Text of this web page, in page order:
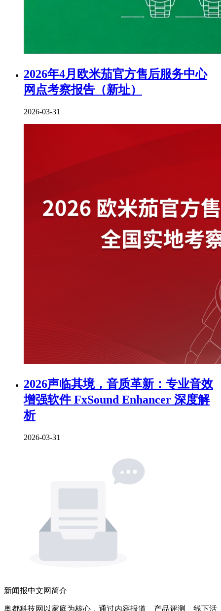
2026年4月欧米茄官方售后服务中心
网点考察报告（新址）
2026-03-31
2026声临其境，音质革新：专业音效
增强软件 FxSound Enhancer 深度解
析
2026-03-31
新闻报中文网简介
奥都科技网以家庭为核心，通过内容报道、产品评测、线下活